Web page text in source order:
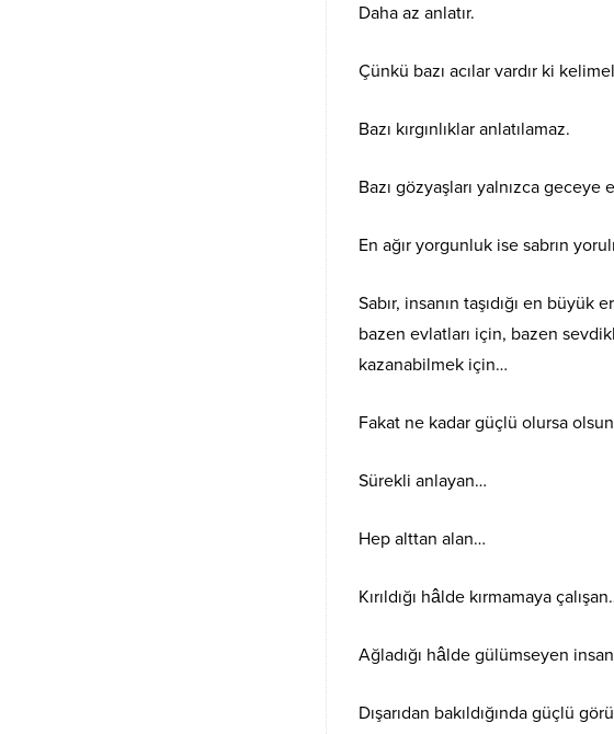
Daha az anlatır.
Çünkü bazı acılar vardır ki
Bazı kırgınlıklar anlatılamaz.
Bazı gözyaşları yalnızca geceye
En ağır yorgunluk ise sabrın
Sabır, insanın taşıdığı en
bazen evlatları için, bazen
kazanabilmek için…
Fakat ne kadar güçlü olursa
Sürekli anlayan…
Hep alttan alan…
Kırıldığı hâlde kırmamaya
Ağladığı hâlde gülümseyen
Dışarıdan bakıldığında güçlü